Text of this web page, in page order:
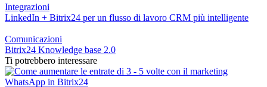
Integrazioni
LinkedIn + Bitrix24 per un flusso di lavoro CRM più intelligente
Comunicazioni
Bitrix24 Knowledge base 2.0
Ti potrebbero interessare